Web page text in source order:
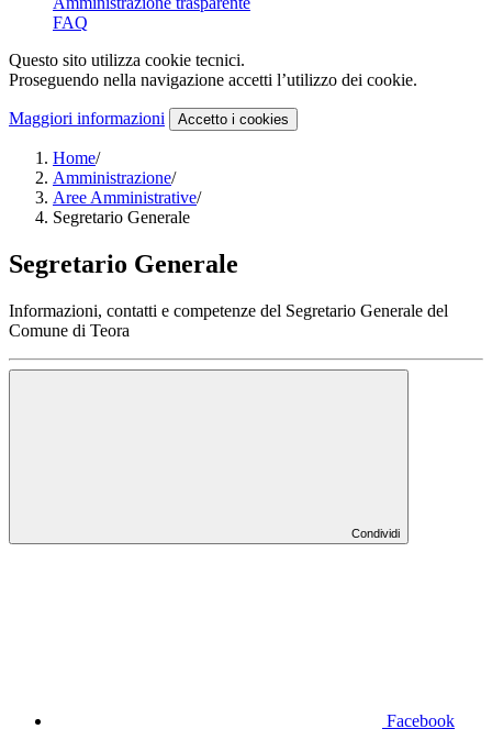
FAQ
Questo sito utilizza cookie tecnici.
Proseguendo nella navigazione accetti l’utilizzo dei cookie.
Maggiori informazioni Accetto i cookies
Home/
Amministrazione/
Aree Amministrative/
Segretario Generale
Segretario Generale
Informazioni, contatti e competenze del Segretario Generale del
Comune di Teora
Condividi
Facebook